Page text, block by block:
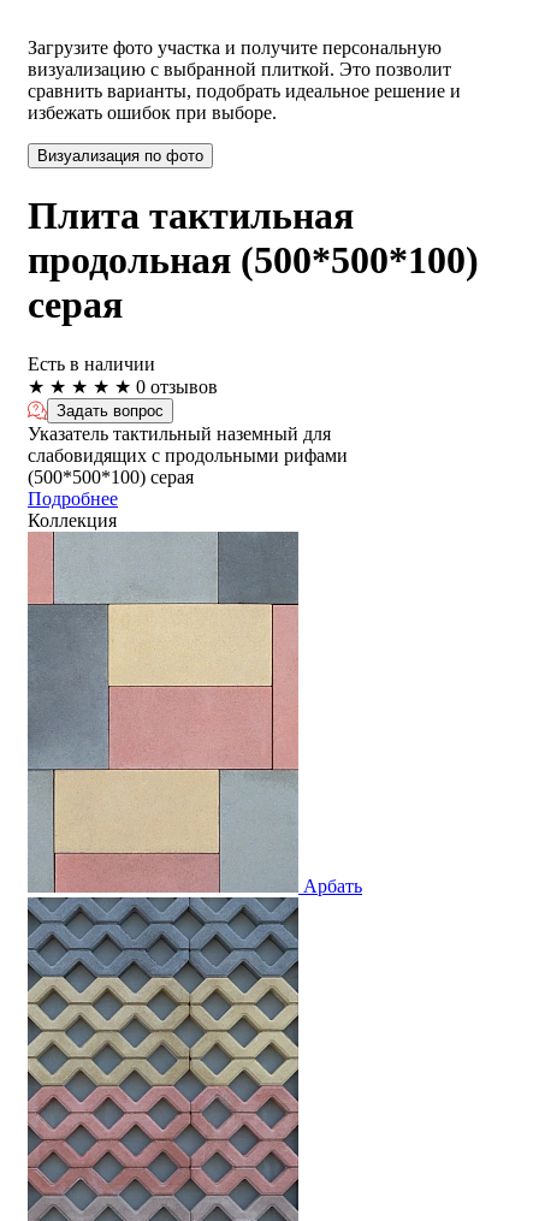
Загрузите фото участка и получите персональную
визуализацию с выбранной плиткой. Это позволит
сравнить варианты, подобрать идеальное решение и
избежать ошибок при выборе.
Визуализация по фото
Плита тактильная
продольная (500*500*100)
серая
Есть в наличии
★ ★ ★ ★ ★ 0 отзывов
Задать вопрос
Указатель тактильный наземный для
слабовидящих с продольными рифами
(500*500*100) серая
Подробнее
Коллекция
Арбать